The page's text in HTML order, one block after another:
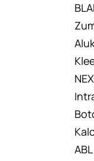
ABL